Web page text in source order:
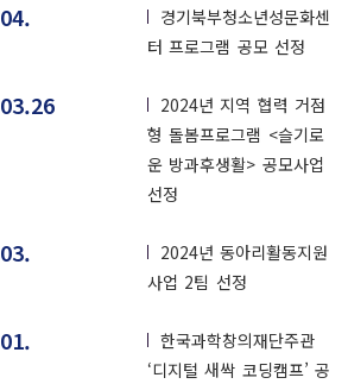
04.
경기북부청소년성문화센
터 프로그램 공모 선정
03.26
2024년 지역 협력 거점
형 돌봄프로그램 <슬기로
운 방과후생활> 공모사업
선정
03.
2024년 동아리활동지원
사업 2팀 선정
01.
한국과학창의재단주관
‘디지털 새싹 코딩캠프’ 공